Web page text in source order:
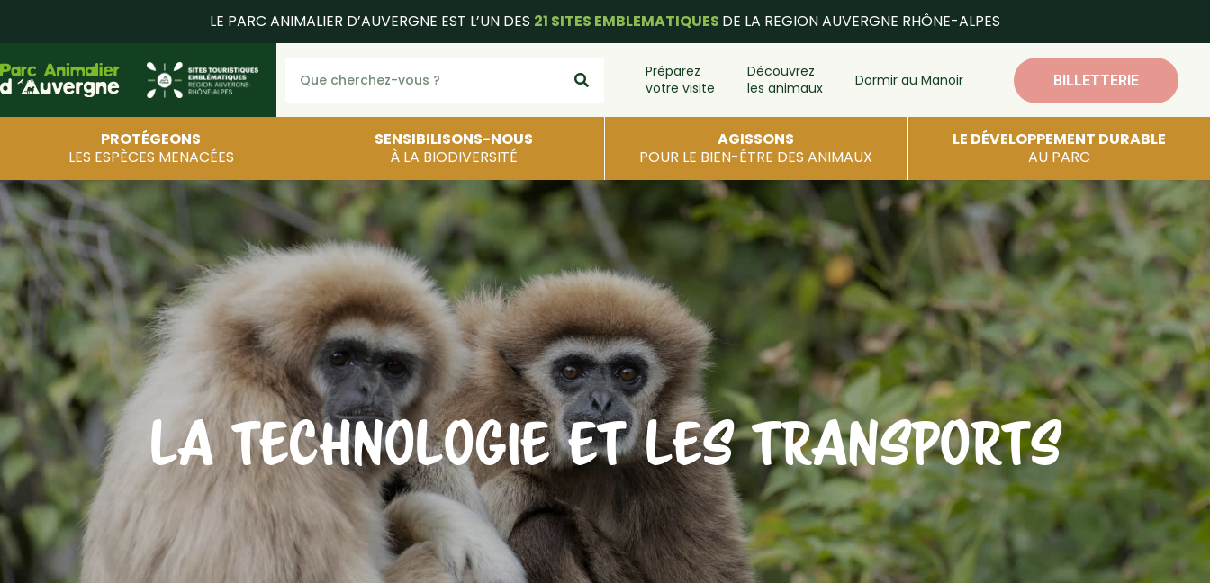
LE PARC ANIMALIER D’AUVERGNE EST L’UN DES 21 SITES EMBLEMATIQUES DE LA REGION AUVERGNE RHÔNE-ALPES
Préparez
votre visite
Découvrez
les animaux
Dormir au Manoir BILLETTERIE
PROTÉGEONS
LES ESPÈCES MENACÉES
SENSIBILISONS-NOUS
À LA BIODIVERSITÉ
AGISSONS
POUR LE BIEN-ÊTRE DES ANIMAUX
LE DÉVELOPPEMENT DURABLE
AU PARC
LA TECHNOLOGIE ET LES TRANSPORTS